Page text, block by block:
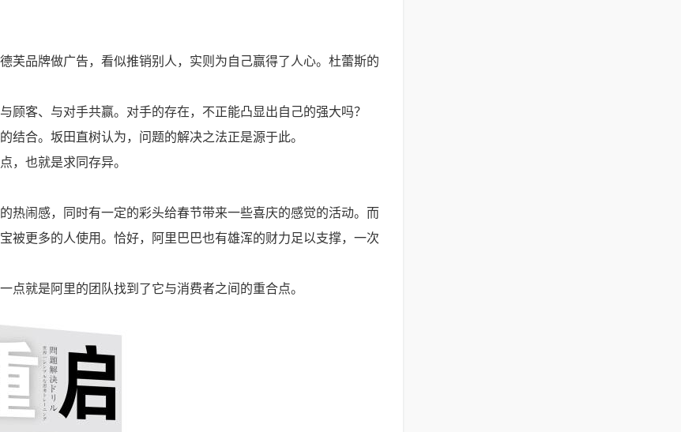
芙品牌做广告，看似推销别人，实则为自己赢得了人心。杜蕾斯的
顾客、与对手共赢。对手的存在，不正能凸显出自己的强大吗？
结合。坂田直树认为，问题的解决之法正是源于此。
，也就是求同存异。
热闹感，同时有一定的彩头给春节带来一些喜庆的感觉的活动。而
被更多的人使用。恰好，阿里巴巴也有雄浑的财力足以支撑，一次
点就是阿里的团队找到了它与消费者之间的重合点。